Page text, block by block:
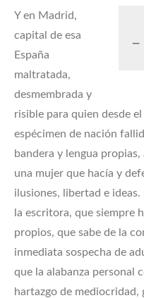
Y en Madrid,
capital de esa
España
maltratada,
desmembrada y
risible para quien desde
espécimen de nación
bandera y lengua
una mujer que hacía y
ilusiones, libertad e
la escritora, que siempre
propios, que sabe de la
inmediata sospecha de
que la alabanza personal
hartazgo de